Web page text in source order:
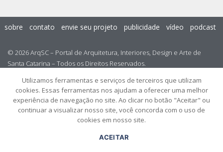
© 2026 ArqSC – Portal de Arquitetura, Interiores, Design e Arte de
Santa Catarina – Todos os Direitos Reservados.
sobre contato envie seu projeto publicidade vídeo podcast
Utilizamos ferramentas e serviços de terceiros que utilizam
cookies. Essas ferramentas nos ajudam a oferecer uma melhor
experiência de navegação no site. Ao clicar no botão "Aceitar" ou
continuar a visualizar nosso site, você concorda com o uso de
cookies em nosso site.
ACEITAR